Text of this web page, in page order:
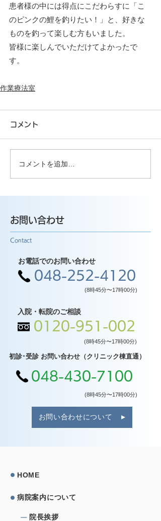
患者様の中には得点にこだわらすに「こ
のピンクの鯉を釣りたい！」と、好きな
ものを釣って楽しむ方もいました。
皆様に楽しんでいただけてよかったで
す。
作業療法室
コメント
コメントを追加…
お問い合わせ
Contact
お電話でのお問い合わせ
048-252-4120
(8時45分〜17時00分)
入院・転院のご相談
0120-951-002
(8時45分〜17時00分)
初診･受診 お問い合わせ（クリニック棟直通）
048-430-7100
(8時45分〜17時00分)
お問い合わせについて
HOME
病院案内について
院⻑挨拶